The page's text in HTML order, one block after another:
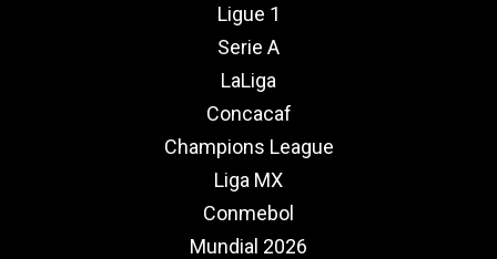
Ligue 1
Serie A
LaLiga
Concacaf
Champions League
Liga MX
Conmebol
Mundial 2026